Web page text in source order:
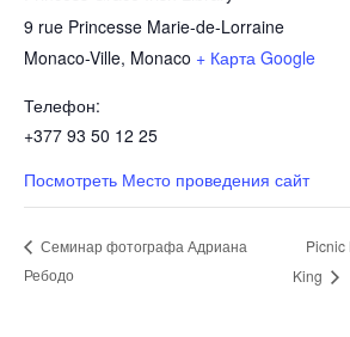
9 rue Princesse Marie-de-Lorraine
Monaco-Ville, Monaco + Карта Google
Телефон:
+377 93 50 12 25
Посмотреть Место проведения сайт
Семинар фотографа Адриана
Ребодо
Picnic
King